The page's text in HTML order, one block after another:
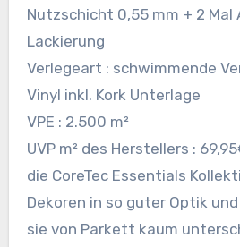
Nutzschicht 0,55 mm + 2 Mal
Lackierung
Verlegeart : schwimmende
Vinyl inkl. Kork Unterlage
VPE : 2.500 m²
UVP m² des Herstellers :
die CoreTec Essentials
Dekoren in so guter Optik
sie von Parkett kaum